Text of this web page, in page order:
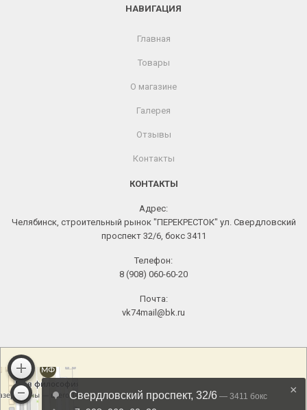
НАВИГАЦИЯ
Главная
Товары
О магазине
Галерея
Отзывы
Контакты
КОНТАКТЫ
Адрес:
Челябинск, строительный рынок "ПЕРЕКРЕСТОК" ул. Свердловский
проспект 32/6, бокс 3411
Телефон:
8 (908) 060-60-20
Почта:
vk74mail@bk.ru